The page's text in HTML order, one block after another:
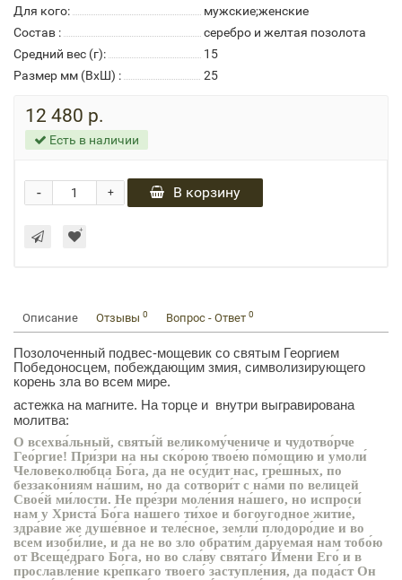
Для кого:
мужские;женские
Состав :
серебро и желтая позолота
Средний вес (г):
15
Размер мм (ВхШ) :
25
12 480 р.
Есть в наличии
+
- В корзину
Описание Отзывы 0 Вопрос - Ответ 0
Позолоченный подвес-мощевик со святым Георгием
Победоносцем, побеждающим змия, символизирующего
корень зла во всем мире.
астежка на магните. На торце и внутри выгравирована
молитва:
О всехва́льный, святы́й великому́чениче и чудотво́рче
Гео́ргие! При́зри на ны ско́рою твое́ю по́мощию и умоли́
Человеколю́бца Бо́га, да не осу́дит нас, гре́шных, по
беззако́ниям на́шим, но да сотвори́т с на́ми по велицей
Свое́й ми́лости. Не пре́зри моле́ния на́шего, но испроси́
нам у Христа́ Бо́га на́шего ти́хое и богоугодное житие́,
здра́вие же душе́вное и теле́сное, земли́ плодоро́дие и во
всем изоби́лие, и да не во зло обрати́м да́руемая нам тобо́ю
от Всеще́драго Бо́га, но во сла́ву свята́го И́мени Его́ и в
прославле́ние кре́пкаго твоего́ заступле́ния, да пода́ст Он